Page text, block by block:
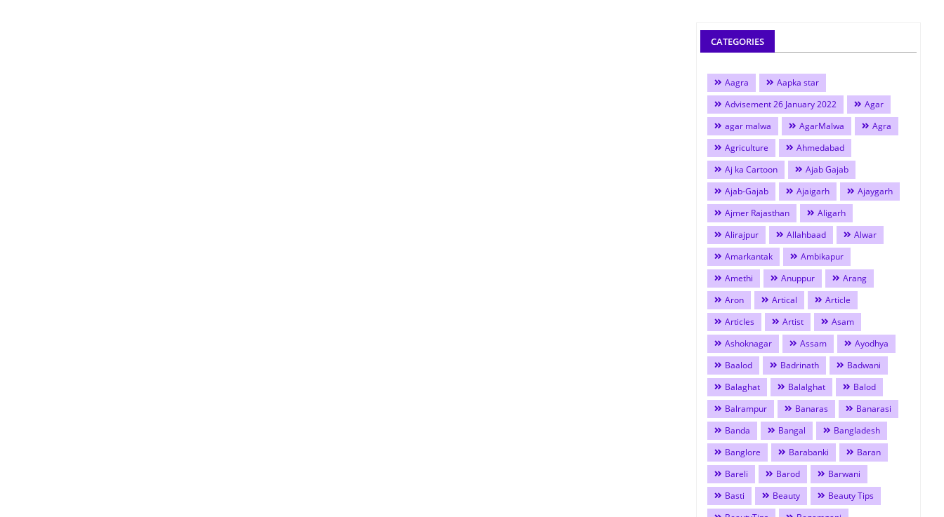
CATEGORIES
Aagra
Aapka star
Advisement 26 January 2022
Agar
agar malwa
AgarMalwa
Agra
Agriculture
Ahmedabad
Aj ka Cartoon
Ajab Gajab
Ajab-Gajab
Ajaigarh
Ajaygarh
Ajmer Rajasthan
Aligarh
Alirajpur
Allahbaad
Alwar
Amarkantak
Ambikapur
Amethi
Anuppur
Arang
Aron
Artical
Article
Articles
Artist
Asam
Ashoknagar
Assam
Ayodhya
Baalod
Badrinath
Badwani
Balaghat
Balalghat
Balod
Balrampur
Banaras
Banarasi
Banda
Bangal
Bangladesh
Banglore
Barabanki
Baran
Bareli
Barod
Barwani
Basti
Beauty
Beauty Tips